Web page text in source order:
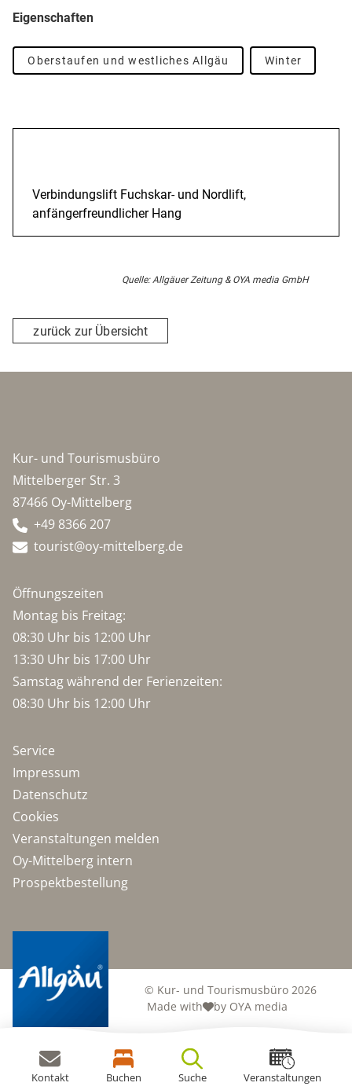
Eigenschaften
Oberstaufen und westliches Allgäu Winter
Verbindungslift Fuchskar- und Nordlift,
anfängerfreundlicher Hang
Quelle: Allgäuer Zeitung & OYA media GmbH
zurück zur Übersicht
Kur- und Tourismusbüro
Mittelberger Str. 3
87466 Oy-Mittelberg
+49 8366 207
tourist@oy-mittelberg.de
Öffnungszeiten
Montag bis Freitag:
08:30 Uhr bis 12:00 Uhr
13:30 Uhr bis 17:00 Uhr
Samstag während der Ferienzeiten:
08:30 Uhr bis 12:00 Uhr
Service
Impressum
Datenschutz
Cookies
Veranstaltungen melden
Oy-Mittelberg intern
Prospektbestellung
© Kur- und Tourismusbüro 2026
Made with
by OYA media
Kontakt Buchen Suche Veranstaltungen